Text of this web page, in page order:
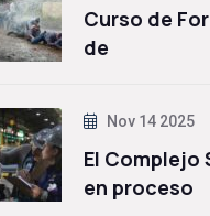
Curso de
de
Nov 14 2025
El Complejo
en proceso